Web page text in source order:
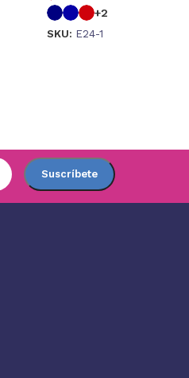
+2
SKU: E24-1